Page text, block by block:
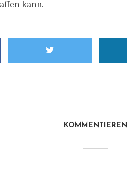
kann.
KOMMENTIEREN